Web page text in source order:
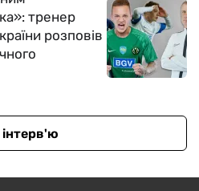
тренер
розповів
інтерв'ю